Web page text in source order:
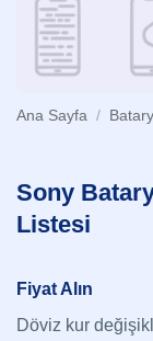
Ana Sayfa /
Sony
Listesi
Fiyat Alın
Döviz kur